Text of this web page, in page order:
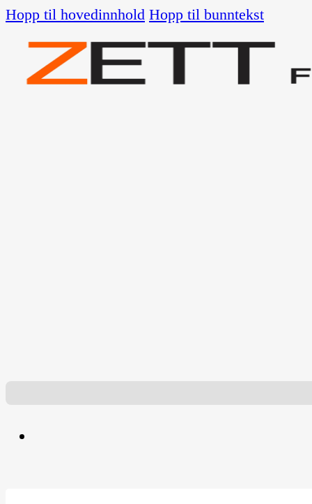
Hopp til hovedinnhold Hopp til bunntekst